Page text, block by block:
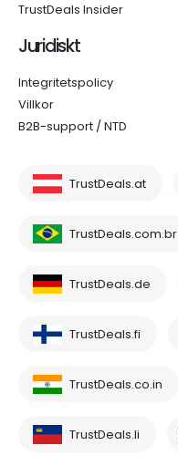
TrustDeals Insider
Juridiskt
Integritetspolicy
Villkor
B2B-support / NTD
TrustDeals.at
TrustDeals.com.br
TrustDeals.de
TrustDeals.fi
TrustDeals.co.in
TrustDeals.li